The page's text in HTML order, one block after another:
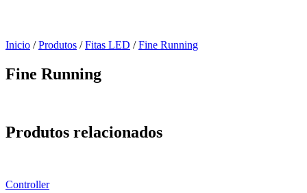
Inicio / Produtos / Fitas LED / Fine Running
Fine Running
Produtos relacionados
Controller